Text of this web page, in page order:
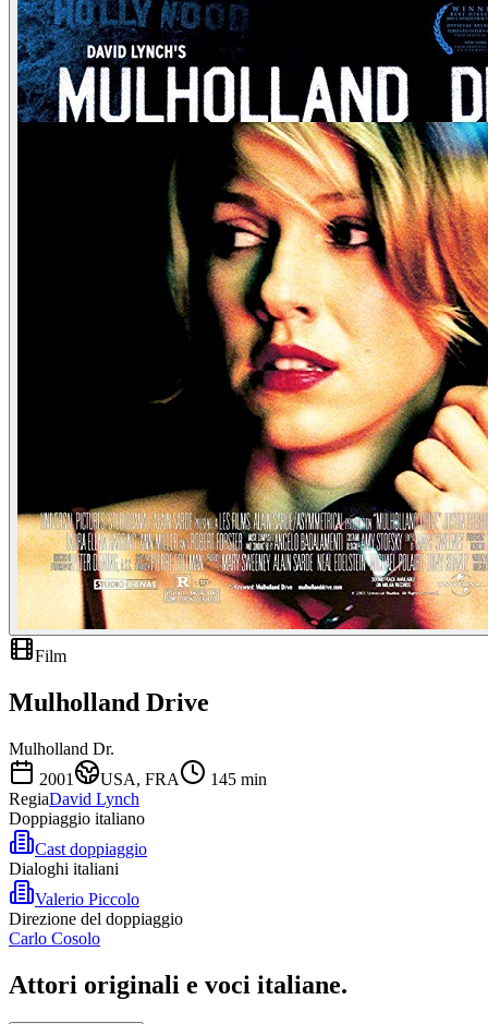
Film
Mulholland Drive
Mulholland Dr.
2001
USA, FRA 145 min
RegiaDavid Lynch
Doppiaggio italiano
Cast doppiaggio
Dialoghi italiani
Valerio Piccolo
Direzione del doppiaggio
Carlo Cosolo
Attori originali e voci italiane.